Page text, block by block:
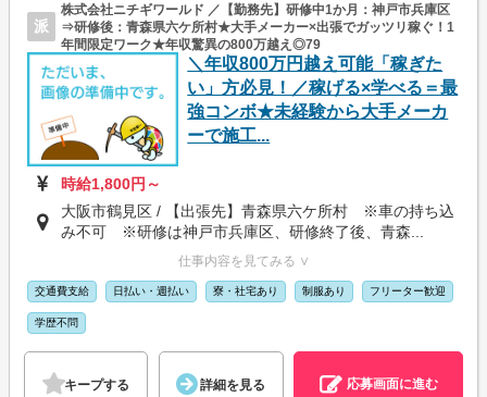
派
株式会社ニチギワールド ／【勤務先】研修中1か月：神戸市兵庫区
⇒研修後：青森県六ケ所村★大手メーカー×出張でガッツリ稼ぐ！1
年間限定ワーク★年収驚異の800万越え◎79
＼年収800万円越え可能「稼ぎた
い」方必見！／稼げる×学べる＝最
強コンボ★未経験から大手メーカ
ーで施工...
時給1,800円～
大阪市鶴見区 / 【出張先】青森県六ケ所村 ※車の持ち込
み不可 ※研修は神戸市兵庫区、研修終了後、青森...
仕事内容を見てみる ∨
交通費支給 日払い・週払い 寮・社宅あり 制服あり フリーター歓迎
学歴不問
キープする 詳細を見る 応募画面に進む